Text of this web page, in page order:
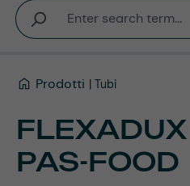
Prodotti Tubi
PAS-FOOD